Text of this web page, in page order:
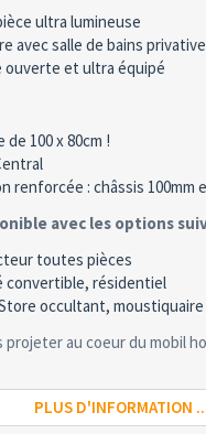
ultra lumineuse
avec salle de bains
ouverte et ultra équipé
de 100 x 80cm !
renforcée : châssis 100mm
avec les options
toutes pièces
convertible, résidentiel
occultant, moustiquaire
projeter au coeur du mobil
PLUS D'INFORMATION